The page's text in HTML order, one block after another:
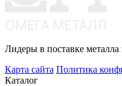
Лидеры в поставке металла
Карта сайта Политика
Каталог